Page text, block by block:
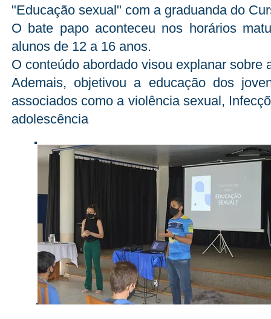
"Educação sexual" com a graduanda do
O bate papo aconteceu nos horários
alunos de 12 a 16 anos.
O conteúdo abordado visou explanar
Ademais, objetivou a educação dos
associados como a violência sexual,
adolescência